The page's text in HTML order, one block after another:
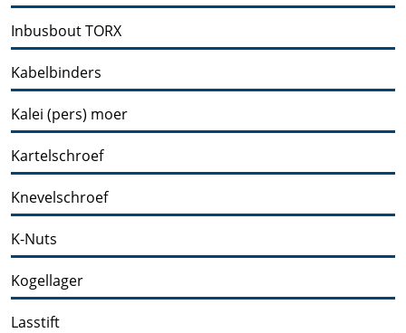
Inbusbout TORX
Kabelbinders
Kalei (pers) moer
Kartelschroef
Knevelschroef
K-Nuts
Kogellager
Lasstift